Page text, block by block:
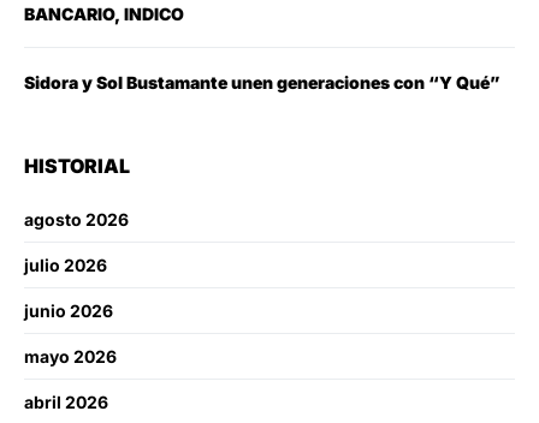
BANCARIO, INDICO
Sidora y Sol Bustamante unen generaciones con “Y Qué”
HISTORIAL
agosto 2026
julio 2026
junio 2026
mayo 2026
abril 2026